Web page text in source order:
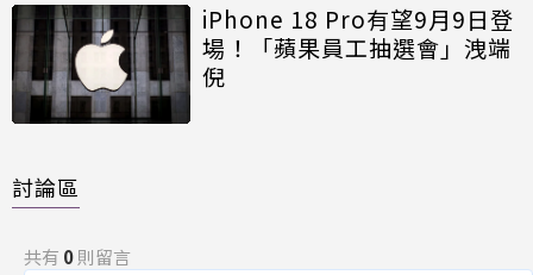
iPhone 18 Pro有望9月9日登
場！「蘋果員工抽選會」洩端
倪
討論區
共有 0則留言